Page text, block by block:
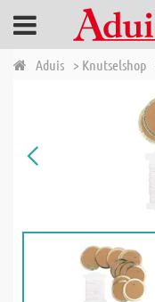
Aduis > Knutselshop